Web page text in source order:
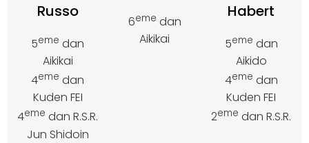
Russo
5eme dan
Aikikai
4eme dan
Kuden FEI
4eme dan R.S.R.
Jun Shidoin
6eme dan
Aikikai
Habert
5eme dan
Aikido
4eme dan
Kuden FEI
2eme dan R.S.R.